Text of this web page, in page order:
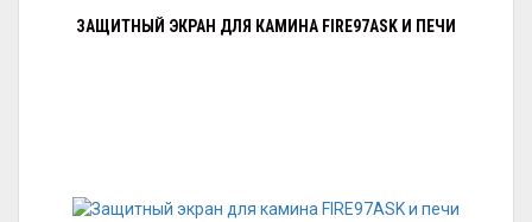
ЗАЩИТНЫЙ ЭКРАН ДЛЯ КАМИНА FIRE97ASK И ПЕЧИ